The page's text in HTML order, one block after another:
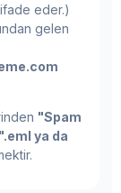
ifade eder.)
gelen
"Spam
".eml ya da